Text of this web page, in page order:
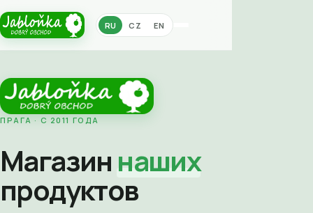
RU CZ EN
ПРАГА · С 2011 ГОДА
Магазин наших
продуктов